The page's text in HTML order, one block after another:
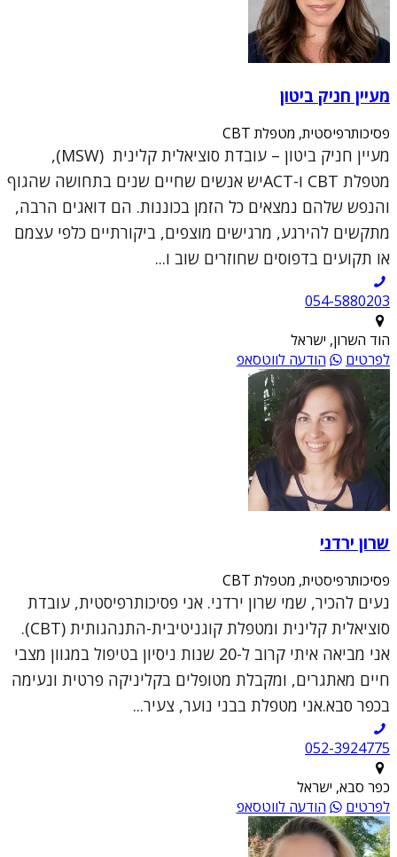
מעיין חניק ביטון
פסיכותרפיסטית, מטפלת CBT
מעיין חניק ביטון – עובדת סוציאלית קלינית (MSW),
מטפלת CBT ו-ACTיש אנשים שחיים שנים בתחושה שהגוף
והנפש שלהם נמצאים כל הזמן בכוננות. הם דואגים הרבה,
מתקשים להירגע, מרגישים מוצפים, ביקורתיים כלפי עצמם
או תקועים בדפוסים שחוזרים שוב ו...
054-5880203
הוד השרון, ישראל
לפרטים
הודעה לווטסאפ
שרון ירדני
פסיכותרפיסטית, מטפלת CBT
נעים להכיר, שמי שרון ירדני. אני פסיכותרפיסטית, עובדת
סוציאלית קלינית ומטפלת קוגניטיבית-התנהגותית (CBT).
אני מביאה איתי קרוב ל-20 שנות ניסיון בטיפול במגוון מצבי
חיים מאתגרים, ומקבלת מטופלים בקליניקה פרטית ונעימה
בכפר סבא.אני מטפלת בבני נוער, צעיר...
052-3924775
כפר סבא, ישראל
לפרטים
הודעה לווטסאפ